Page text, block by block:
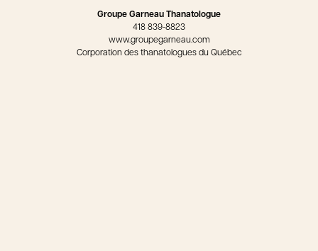
Groupe Garneau Thanatologue
418 839-8823
www.groupegarneau.com
Corporation des thanatologues du Québec